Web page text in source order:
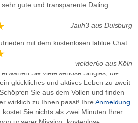
sehr gute und transparente Dating
Jauh3 aus Duisburg
mit dem kostenlosen lablue Chat.
welder6o aus Köln
für Singles bei lablue
in Deutschland, Österreich und der
bei der Partnersuche. In unserer
Sie viele seriöse Singles, die
glückliches und aktives Leben zu zweit
Sie aus dem Vollen und finden
wirklich zu Ihnen passt! Ihre Anmeldung
kostet Sie nichts als zwei Minuten Ihrer